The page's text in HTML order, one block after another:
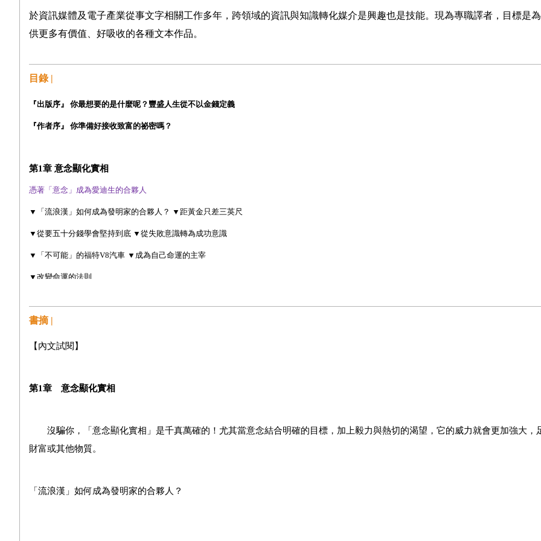
於資訊媒體及電子產業從事文字相關工作多年，跨領域的資訊與知識轉化媒介是興趣也是技能。現為專職譯者，目標是
供更多有價值
好吸收的各種文本作品。
目錄 |
『出版序』 你最想要的是什麼呢？豐盛人生從不以金錢定義
『作者序』 你準備好接收致富的祕密嗎？
第1章 意念顯化實相
憑著「意念」成為愛迪生的合夥人
▼「流浪漢」如何成為發明家的合夥人？ ▼距黃金只差三英尺
▼從要五十分錢學會堅持到底 ▼ 從失敗意識轉為成功意識
▼ 「不可能」的福特V8汽車 ▼ 成為自己命運的主宰
▼ 改變命運的法則
第2章
成功致富法則1}
▼將渴望變黃金的六個步驟
第3章信念
▼ 如何培養正面信念 ▼引發信念的自我暗示
書摘 |
【內文試閱】
第1章 意念顯化實相
沒騙你，「意念顯化實相」是千真萬確的！尤其當意念結合明確的目標，加上毅力與熱切的渴望，它的威力就會更加強大，
財富或其他物質。
「流浪漢」如何成為發明家的合夥人？
約莫在三十幾年前，愛迪生的事業合夥人愛德溫．巴恩斯，發現了一個人能以思考致富的真理。他的成就並非一蹴可幾，而